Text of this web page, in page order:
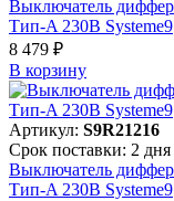
Выключатель
Тип-A 230В Systeme9
8 479 ₽
В корзинy
Артикул: S9R21216
Срок поставки: 2 дня
Выключатель
Тип-A 230В Systeme9